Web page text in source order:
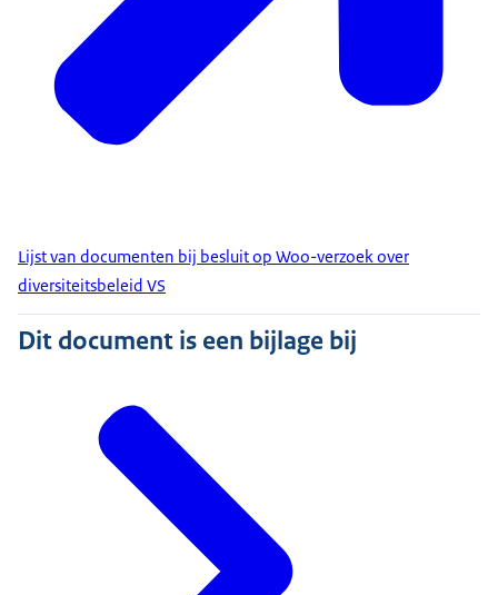
Lijst van documenten bij besluit op Woo-verzoek over
diversiteitsbeleid VS
Dit document is een bijlage bij